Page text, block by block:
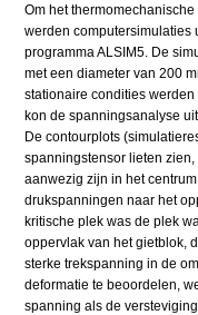
Om het
werden computersimulaties
programma ALSIM5. De
met een diameter van 200
stationaire condities
kon de spanningsanalyse
De contourplots
spanningstensor lieten
aanwezig zijn in het
drukspanningen naar het
kritische plek was de plek
oppervlak van het gietblok,
sterke trek­spanning in de
deformatie te beoordelen,
spanning als de